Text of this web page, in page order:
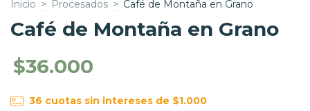
Inicio > Procesados > Café de Montaña en Grano
Café de Montaña en Grano
$36.000
36 cuotas sin intereses de $1.000